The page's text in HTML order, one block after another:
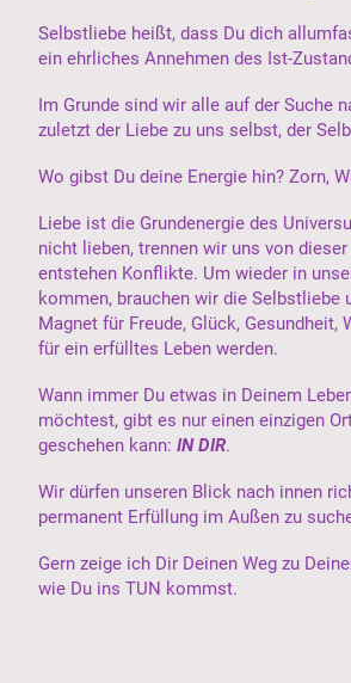
Selbstliebe heißt, dass Du dich
ein ehrliches Annehmen des Ist-
Im Grunde sind wir alle auf der Suche
zuletzt der Liebe zu uns selbst, der
Wo gibst Du deine Energie hin? Zorn,
Liebe ist die Grundenergie des
nicht lieben, trennen wir uns von
entstehen Konflikte. Um wieder in
kommen, brauchen wir die Selbstliebe
Magnet für Freude, Glück, Gesundheit,
für ein erfülltes Leben werden.
Wann immer Du etwas in Deinem
möchtest, gibt es nur einen einzigen
geschehen kann: IN DIR.
Wir dürfen unseren Blick nach innen
permanent Erfüllung im Außen zu
Gern zeige ich Dir Deinen Weg zu
wie Du ins TUN kommst.